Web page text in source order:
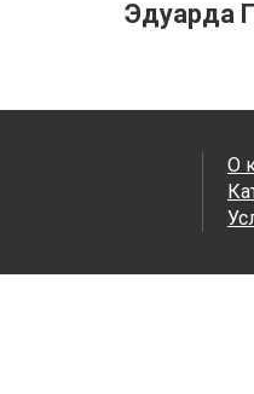
Эдуарда
О